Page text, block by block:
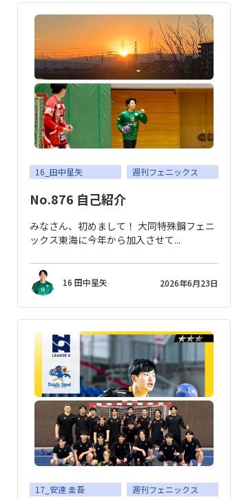
16_田中星矢 週刊フェニックス
No.876 自己紹介
みなさん、初めまして！ 大同特殊鋼フェニ
ックス東海に今年から加入させて...
16 田中星矢 2026年6月23日
17_安達 圭吾 週刊フェニックス